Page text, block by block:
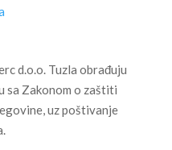
d.o.o. Tuzla obrađuju
sa Zakonom o zaštiti
uz poštivanje